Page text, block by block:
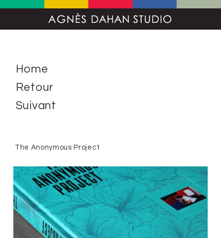
Home
Retour
Suivant
The Anonymous Project